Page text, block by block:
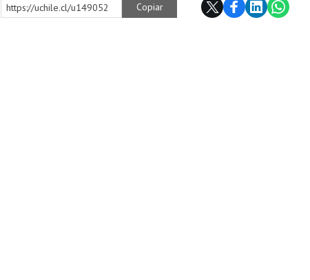
https://uchile.cl/u149052 Copiar